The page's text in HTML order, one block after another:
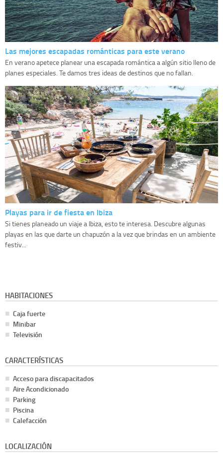
Las mejores escapadas románticas para este verano
En verano apetece planear una escapada romántica a algún sitio lleno de
planes especiales. Te damos tres ideas de destinos que no fallan.
Playas para ir de fiesta en Ibiza
Si tienes planeado un viaje a Ibiza, esto te interesa. Descubre algunas
playas en las que darte un chapuzón a la vez que brindas en un ambiente
festiv...
HABITACIONES
Caja fuerte
Minibar
Televisión
CARACTERÍSTICAS
Acceso para discapacitados
Aire Acondicionado
Parking
Piscina
Calefacción
LOCALIZACIÓN